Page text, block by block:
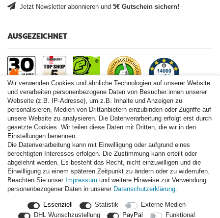
Jetzt Newsletter abonnieren und 5€ Gutschein sichern!
AUSGEZEICHNET
Paintball.de World
Paintball Shop International
Spares Shop North America
* Alle Preise inkl. ges. MwSt. zzgl. Versandkosten
Zahlungsarten
Versand
Durchschnittliche Bewertung von paintball.debei Trustami:
Wir verwenden Cookies und ähnliche Technologien auf unserer Website
und verarbeiten personenbezogene Daten von Besucher:innen unserer
Webseite (z.B. IP-Adresse), um z.B. Inhalte und Anzeigen zu
personalisieren, Medien von Drittanbietern einzubinden oder Zugriffe auf
unsere Website zu analysieren. Die Datenverarbeitung erfolgt erst durch
gesetzte Cookies. Wir teilen diese Daten mit Dritten, die wir in den
Einstellungen benennen.
Die Datenverarbeitung kann mit Einwilligung oder aufgrund eines
berechtigten Interesses erfolgen. Die Zustimmung kann erteilt oder
abgelehnt werden. Es besteht das Recht, nicht einzuwilligen und die
Einwilligung zu einem späteren Zeitpunkt zu ändern oder zu widerrufen.
Beachten Sie unser Impressum und weitere Hinweise zur Verwendung
personenbezogener Daten in unserer Daten­schutz­erklärung.
Essenziell Statistik
Externe Medien
DHL Wunschzustellung
PayPal Funktional